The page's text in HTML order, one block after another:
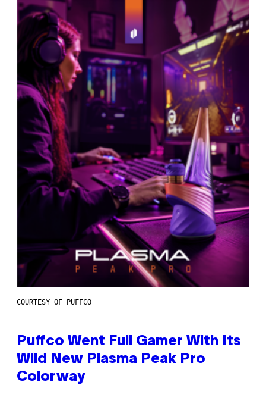
COURTESY OF PUFFCO
Puffco Went Full Gamer With Its
Wild New Plasma Peak Pro
Colorway